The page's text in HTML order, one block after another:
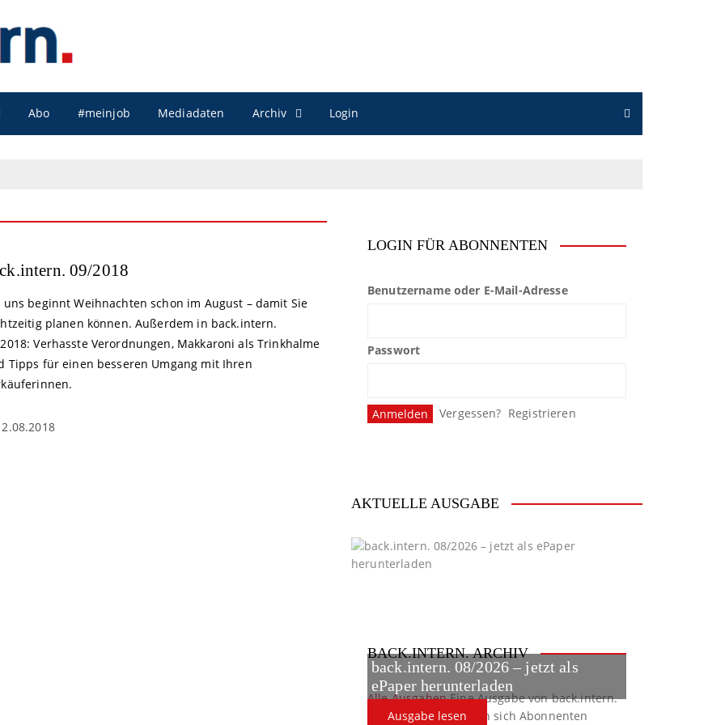
Abo #meinjob Mediadaten Archiv Login
09/2018
uns beginnt Weihnachten schon im August – damit Sie
planen können. Außerdem in back.intern.
Verhasste Verordnungen, Makkaroni als Trinkhalme
Tipps für einen besseren Umgang mit Ihren
LOGIN FÜR ABONNENTEN
Benutzername oder E-Mail-Adresse
Passwort
Vergessen? Registrieren
AKTUELLE AUSGABE
back.intern. 08/2026 – jetzt als
ePaper herunterladen
Ausgabe lesen
BACK.INTERN. ARCHIV
Alle AusgabenEine Ausgabe von back.intern.
verpasst? Hier können sich Abonnenten